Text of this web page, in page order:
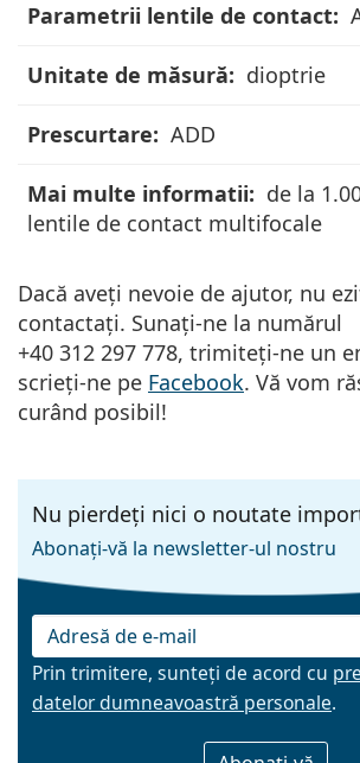
dioptrie
ADD
de la
lentile de contact multifocale
Dacă aveți nevoie de ajutor, nu
contactați. Sunați-ne la numărul
+40 312 297 778, trimiteți-ne un
scrieți-ne pe Facebook. Vă vom
curând posibil!
Nu pierdeți nici o noutate
Abonați-vă la newsletter-ul nostru
E-mail
Prin trimitere, sunteți de acord cu
datelor dumneavoastră personale.